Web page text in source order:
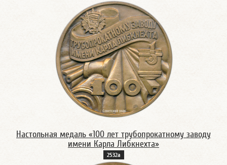
Настольная медаль «100 лет трубопрокатному заводу
имени Карла Либкнехта»
2532а